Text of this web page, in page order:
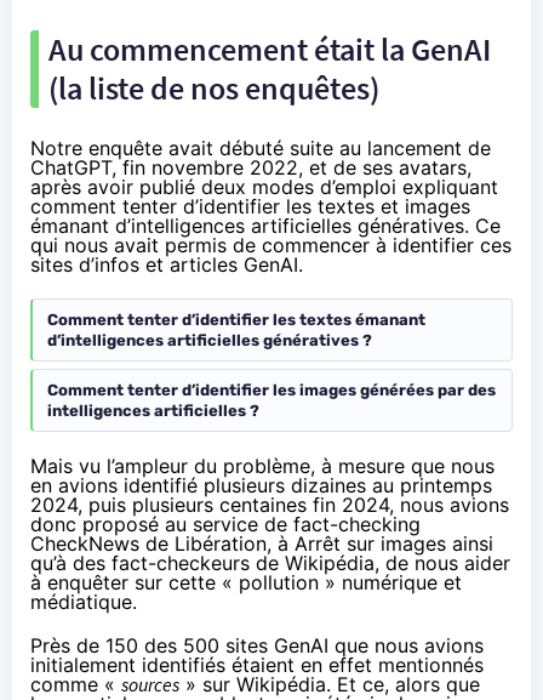
Au commencement était la GenAI
(la liste de nos enquêtes)
Notre enquête avait débuté suite au lancement de
ChatGPT, fin novembre 2022, et de ses avatars,
après avoir publié deux modes d’emploi expliquant
comment tenter d’identifier les textes et images
émanant d’intelligences artificielles génératives. Ce
qui nous avait permis de commencer à identifier ces
sites d’infos et articles GenAI.
Comment tenter d’identifier les textes émanant
d’intelligences artificielles génératives ?
Comment tenter d’identifier les images générées par des
intelligences artificielles ?
Mais vu l’ampleur du problème, à mesure que nous
en avions identifié plusieurs dizaines au printemps
2024, puis plusieurs centaines fin 2024, nous avions
donc proposé au service de fact-checking
CheckNews de Libération, à Arrêt sur images ainsi
qu’à des fact-checkeurs de Wikipédia, de nous aider
à enquêter sur cette « pollution » numérique et
médiatique.
Près de 150 des 500 sites GenAI que nous avions
initialement identifiés étaient en effet mentionnés
comme « sources » sur Wikipédia. Et ce, alors que